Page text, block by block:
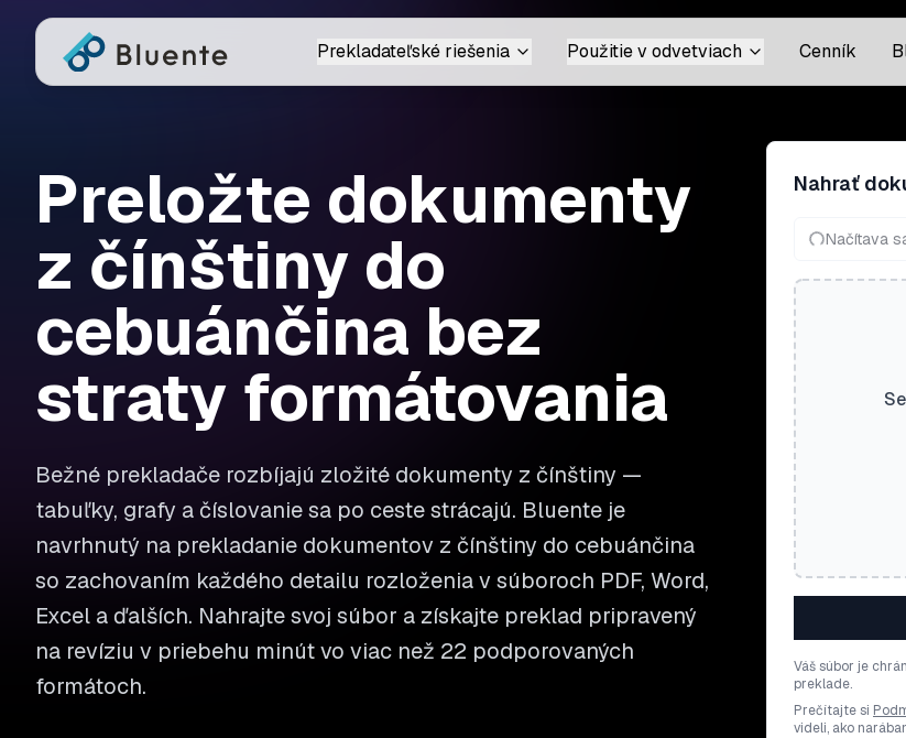
Prekladateľské riešenia Použitie v odvetviach Cenník
Preložte dokumenty
z čínštiny do
cebuánčina bez
straty formátovania
Bežné prekladače rozbíjajú zložité dokumenty z čínštiny —
tabuľky, grafy a číslovanie sa po ceste strácajú. Bluente je
navrhnutý na prekladanie dokumentov z čínštiny do cebuánčina
so zachovaním každého detailu rozloženia v súboroch PDF, Word,
Excel a ďalších. Nahrajte svoj súbor a získajte preklad pripravený
na revíziu v priebehu minút vo viac než 22 podporovaných
formátoch.
Nahrať
Načítava
Váš súbor je
preklade.
Prečítajte si
videli, ako